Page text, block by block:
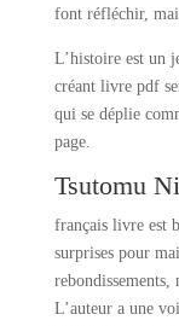
font réfléchir,
L’histoire est un
créant livre pdf
qui se déplie
page.
Tsutomu
français livre est
surprises pour
L’auteur a une